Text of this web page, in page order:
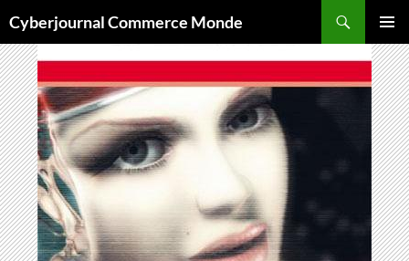
au
contenu
Cyberjournal Commerce Monde
MENU